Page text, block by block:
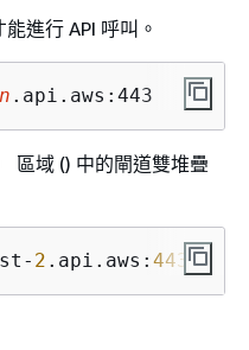
進行 API 呼叫。
.api.aws:443
區域 () 中的閘道雙堆疊
2 .api.aws: 443